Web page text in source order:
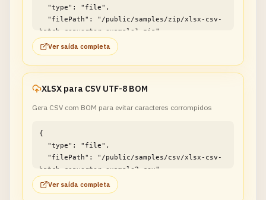
batch-converter-example1.zip"
}
Ver saída completa
XLSX para CSV UTF-8 BOM
Gera CSV com BOM para evitar caracteres corrompidos
{
batch-converter-example2.csv"
}
Ver saída completa